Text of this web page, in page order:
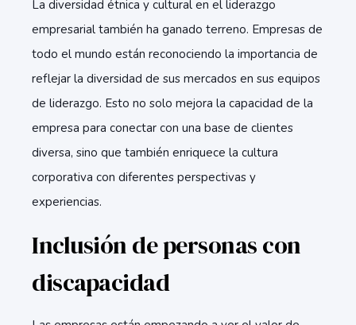
La diversidad étnica y cultural en el liderazgo
empresarial también ha ganado terreno. Empresas de
todo el mundo están reconociendo la importancia de
reflejar la diversidad de sus mercados en sus equipos
de liderazgo. Esto no solo mejora la capacidad de la
empresa para conectar con una base de clientes
diversa, sino que también enriquece la cultura
corporativa con diferentes perspectivas y
experiencias.
Inclusión de personas con
discapacidad